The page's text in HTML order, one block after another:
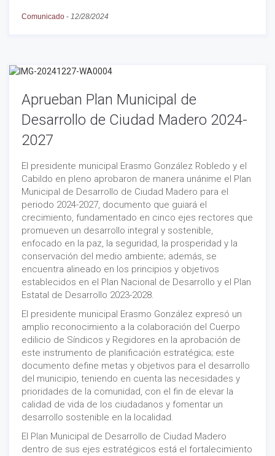
Comunicado - 12/28/2024
Aprueban Plan Municipal de
Desarrollo de Ciudad Madero 2024-
2027
El presidente municipal Erasmo González Robledo y el
Cabildo en pleno aprobaron de manera unánime el Plan
Municipal de Desarrollo de Ciudad Madero para el
periodo 2024-2027, documento que guiará el
crecimiento, fundamentado en cinco ejes rectores que
promueven un desarrollo integral y sostenible,
enfocado en la paz, la seguridad, la prosperidad y la
conservación del medio ambiente; además, se
encuentra alineado en los principios y objetivos
establecidos en el Plan Nacional de Desarrollo y el Plan
Estatal de Desarrollo 2023-2028.
El presidente municipal Erasmo González expresó un
amplio reconocimiento a la colaboración del Cuerpo
edilicio de Síndicos y Regidores en la aprobación de
este instrumento de planificación estratégica; este
documento define metas y objetivos para el desarrollo
del municipio, teniendo en cuenta las necesidades y
prioridades de la comunidad, con el fin de elevar la
calidad de vida de los ciudadanos y fomentar un
desarrollo sostenible en la localidad.
El Plan Municipal de Desarrollo de Ciudad Madero
dentro de sus ejes estratégicos está el fortalecimiento